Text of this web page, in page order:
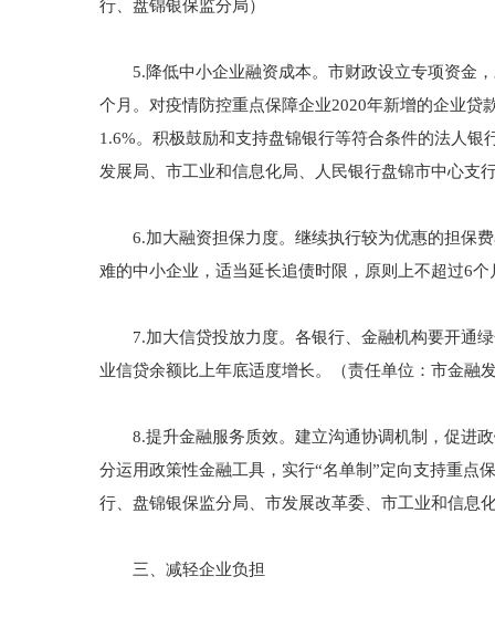
行、盘锦银保监分局）
5.降低中小企业融资成本。市财政设立专项资金，
个月。对疫情防控重点保障企业2020年新增的企业
1.6%。积极鼓励和支持盘锦银行等符合条件的法人
发展局、市工业和信息化局、人民银行盘锦市中心支
6.加大融资担保力度。继续执行较为优惠的担保费
难的中小企业，适当延长追债时限，原则上不超过6
7.加大信贷投放力度。各银行、金融机构要开通绿
业信贷余额比上年底适度增长。（责任单位：市金融
8.提升金融服务质效。建立沟通协调机制，促进政
分运用政策性金融工具，实行“名单制”定向支持重点
行、盘锦银保监分局、市发展改革委、市工业和信息
三、减轻企业负担